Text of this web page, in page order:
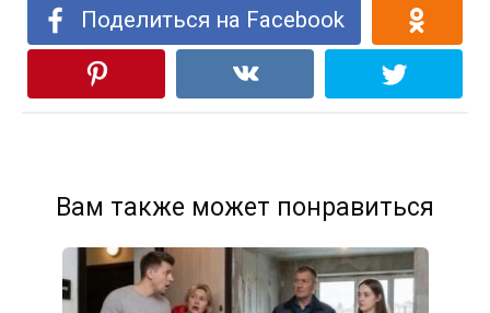
Поделиться на Facebook
Вам также может понравиться